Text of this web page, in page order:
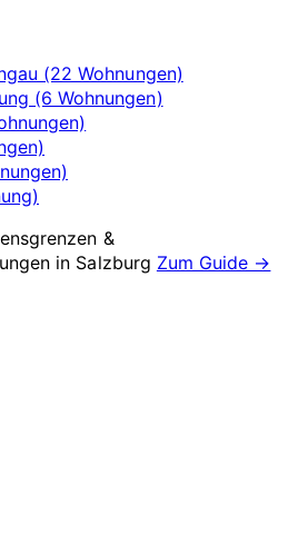
(22 Wohnungen)
(6 Wohnungen)
&
in Salzburg Zum Guide →